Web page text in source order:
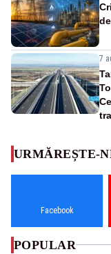
7
URMĂREȘTE-
Facebook
POPULAR